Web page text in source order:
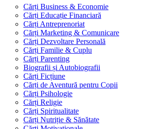
Cărți Business & Economie
Cărți Educație Financiară
Cărți Antreprenoriat
Cărți Marketing & Comunicare
Cărți Dezvoltare Personală
Cărți Familie & Cuplu
Cărți Parenting
Biografii și Autobiografii
Cărți Ficțiune
Cărți de Aventură pentru Copii
Cărți Psihologie
Cărți Religie
Cărți Spiritualitate
Cărți Nutriție & Sănătate